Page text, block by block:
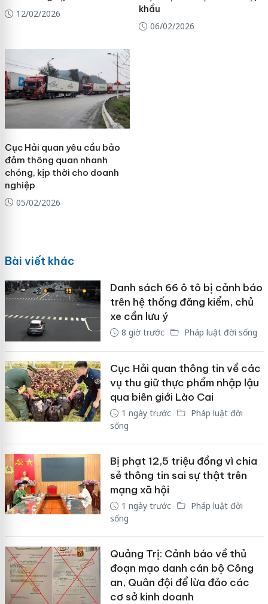
12/02/2026
khẩu
06/02/2026
Cục Hải quan yêu cầu bảo
đảm thông quan nhanh
chóng, kịp thời cho doanh
nghiệp
05/02/2026
Bài viết khác
Danh sách 66 ô tô bị cảnh báo
trên hệ thống đăng kiểm, chủ
xe cần lưu ý
8 giờ trước Pháp luật đời sống
Cục Hải quan thông tin về các
vụ thu giữ thực phẩm nhập lậu
qua biên giới Lào Cai
1 ngày trước
Pháp luật đời
sống
Bị phạt 12,5 triệu đồng vì chia
sẻ thông tin sai sự thật trên
mạng xã hội
1 ngày trước
Pháp luật đời
sống
Quảng Trị: Cảnh báo về thủ
đoạn mạo danh cán bộ Công
an, Quân đội để lừa đảo các
cơ sở kinh doanh